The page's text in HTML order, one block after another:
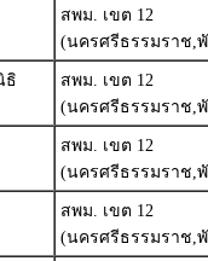
สพม. เขต 12
(นครศรีธรรมราช,
ธิ
สพม. เขต 12
(นครศรีธรรมราช,
สพม. เขต 12
(นครศรีธรรมราช,
สพม. เขต 12
(นครศรีธรรมราช,